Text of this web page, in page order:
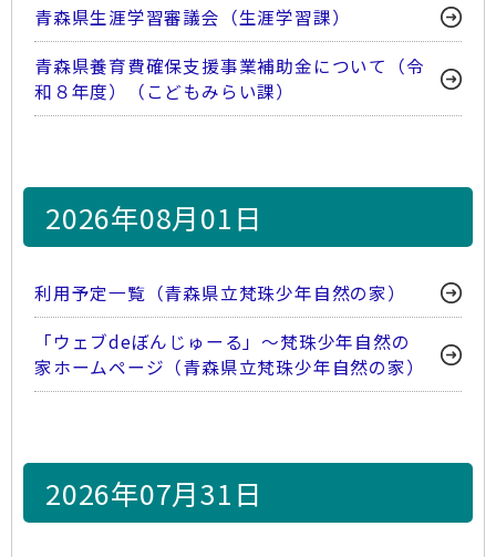
青森県生涯学習審議会（生涯学習課）
青森県養育費確保支援事業補助金について（令
和８年度）（こどもみらい課）
2026年08月01日
利用予定一覧（青森県立梵珠少年自然の家）
「ウェブdeぼんじゅーる」～梵珠少年自然の
家ホームページ（青森県立梵珠少年自然の家）
2026年07月31日